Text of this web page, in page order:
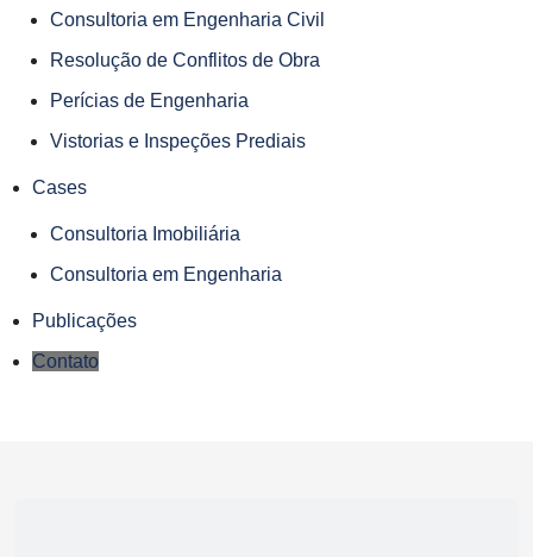
Consultoria em Engenharia Civil
Resolução de Conflitos de Obra
Perícias de Engenharia
Vistorias e Inspeções Prediais
Cases
Consultoria Imobiliária
Consultoria em Engenharia
Publicações
Contato